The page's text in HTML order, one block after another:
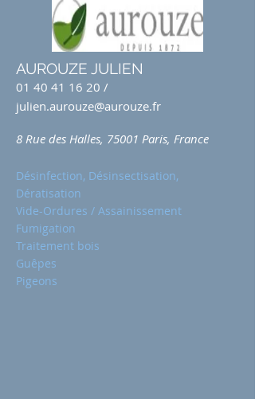
AUROUZE JULIEN
01 40 41 16 20 /
julien.aurouze@aurouze.fr
8 Rue des Halles, 75001 Paris, France
Désinfection, Désinsectisation,
Dératisation
Vide-Ordures / Assainissement
Fumigation
Traitement bois
Guêpes
Pigeons